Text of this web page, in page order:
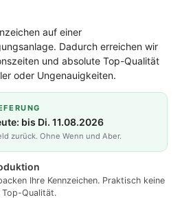
auf einer
Dadurch erreichen wir
und absolute Top-Qualität
oder Ungenauigkeiten.
bis Di. 11.08.2026
zurück. Ohne Wenn und Aber.
Ihre Kennzeichen. Praktisch keine
Top-Qualität.